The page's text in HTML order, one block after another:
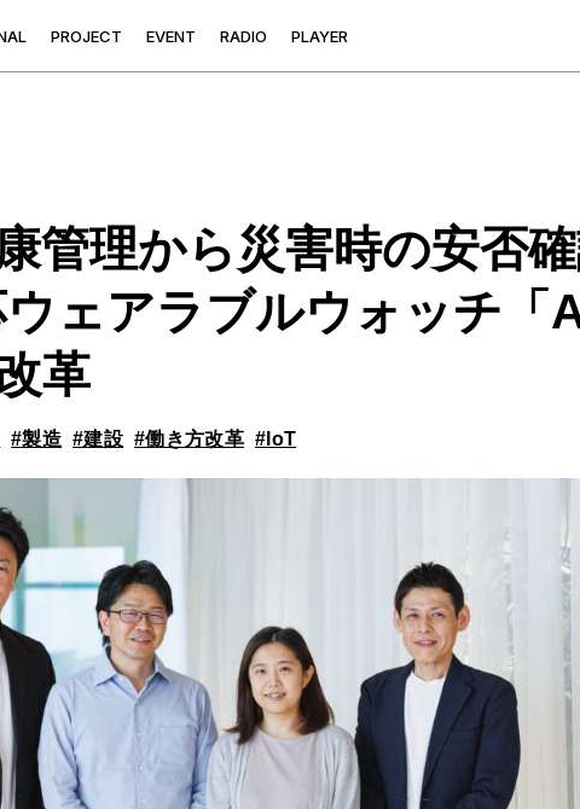
AL PROJECT EVENT RADIO PLAYER
管理から災害時の安否
ェアラブルウォッチ
革
#製造 #建設 #働き方改革 #IoT